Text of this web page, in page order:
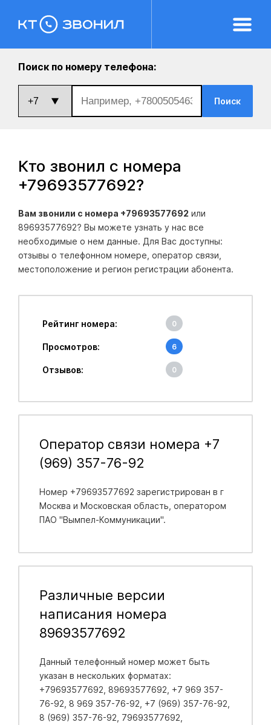
Поиск по номеру телефона:
Поиск
Кто звонил с номера
+79693577692?
Вам звонили с номера +79693577692 или
89693577692? Вы можете узнать у нас все
необходимые о нем данные. Для Вас доступны:
отзывы о телефонном номере, оператор связи,
местоположение и регион регистрации абонента.
Рейтинг номера: 0
Просмотров: 6
Отзывов: 0
Оператор связи номера +7
(969) 357-76-92
Номер +79693577692 зарегистрирован в г
Москва и Московская область , оператором
ПАО "Вымпел-Коммуникации".
Различные версии
написания номера
89693577692
Данный телефонный номер может быть
указан в нескольких форматах:
+79693577692, 89693577692, +7 969 357-
76-92, 8 969 357-76-92, +7 (969) 357-76-92,
8 (969) 357-76-92, 79693577692,